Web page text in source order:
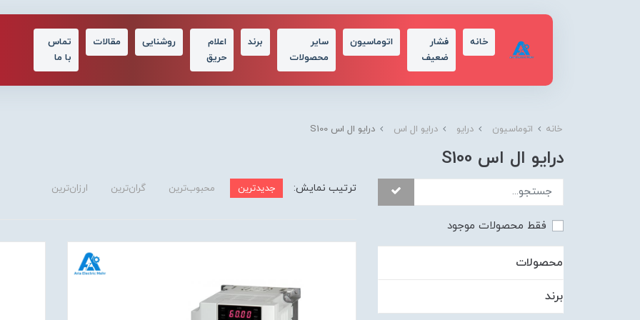
خانه
فشار
ضعیف
اتوماسیون
سایر
محصولات
برند
اعلام
حریق
روشنایی مقالات
تماس
با ما
خانه اتوماسیون درایو درایو ال اس درایو ال اس S100
درایو ال اس S100
فقط محصولات موجود
محصولات
برند
ترتیب نمایش: جدیدترین محبوب‌ترین گران‌ترین ارزان‌ترین